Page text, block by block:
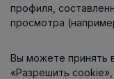
Информация
Контакты
профиля,
просмотра
Вы можете принять
«Разрешить cookie»,